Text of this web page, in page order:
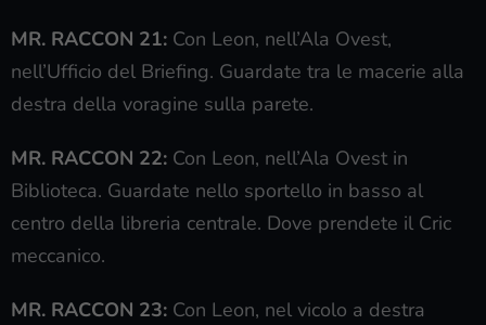
MR. RACCON 21: Con Leon, nell’Ala Ovest,
nell’Ufficio del Briefing. Guardate tra le macerie alla
destra della voragine sulla parete.
MR. RACCON 22: Con Leon, nell’Ala Ovest in
Biblioteca. Guardate nello sportello in basso al
centro della libreria centrale. Dove prendete il Cric
meccanico.
MR. RACCON 23: Con Leon, nel vicolo a destra